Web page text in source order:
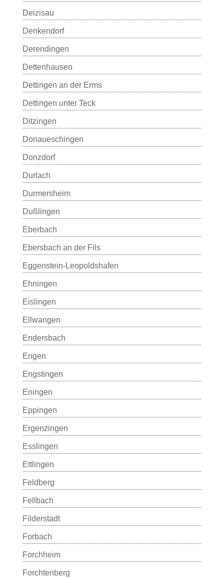
Deizisau
Denkendorf
Derendingen
Dettenhausen
Dettingen an der Erms
Dettingen unter Teck
Ditzingen
Donaueschingen
Donzdorf
Durlach
Durmersheim
Dußlingen
Eberbach
Ebersbach an der Fils
Eggenstein-Leopoldshafen
Ehningen
Eislingen
Ellwangen
Endersbach
Engen
Engstingen
Eningen
Eppingen
Ergenzingen
Esslingen
Ettlingen
Feldberg
Fellbach
Filderstadt
Forbach
Forchheim
Forchtenberg